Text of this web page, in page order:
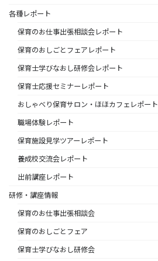
各種レポート
保育のお仕事出張相談会レポート
保育のおしごとフェアレポート
保育士学びなおし研修会レポート
保育士応援セミナーレポート
おしゃべり保育サロン・ほほカフェレポート
職場体験レポート
保育施設見学ツアーレポート
養成校交流会レポート
出前講座レポート
研修・講座情報
保育のお仕事出張相談会
保育のおしごとフェア
保育士学びなおし研修会